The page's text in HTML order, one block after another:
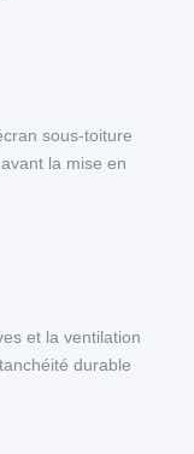
sous-toiture
la mise en
et la ventilation
durable